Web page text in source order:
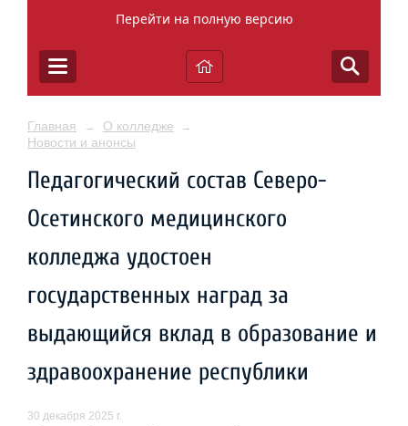
Перейти на полную версию
Главная → О колледже →
Новости и анонсы
Педагогический состав Северо-
Осетинского медицинского
колледжа удостоен
государственных наград за
выдающийся вклад в образование и
здравоохранение республики
30 декабря 2025 г.